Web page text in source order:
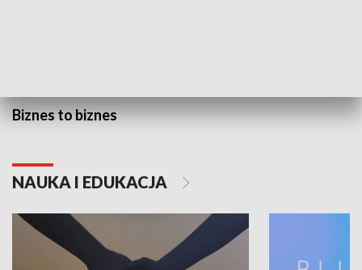
Biznes to biznes
NAUKA I EDUKACJA